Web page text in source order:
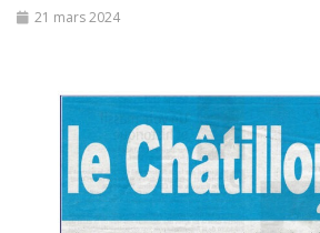
21 mars 2024